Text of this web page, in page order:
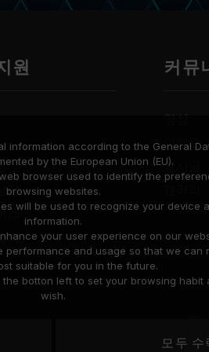
원
담
스
회
커뮤
영상
이벤트
게시글
according to the General
by the European Union (EU).
browser used to identify the
browsing websites.
will be used to recognize your device
information.
your user experience on our
and usage so that we can
suitable for you in the future.
botton left to set your browsing habit
wish.
모두 수